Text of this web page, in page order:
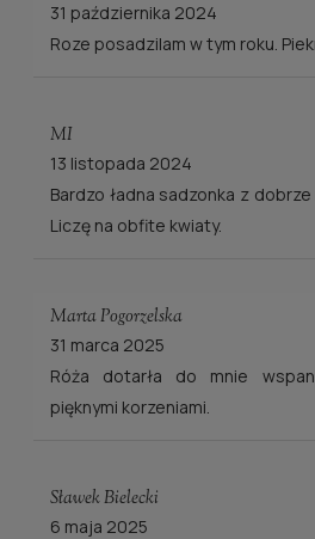
31 października 2024
Roze posadzilam w tym roku.
MI
13 listopada 2024
Bardzo ładna sadzonka z
Liczę na obfite kwiaty.
Marta Pogorzelska
31 marca 2025
Róża dotarła do mnie
pięknymi korzeniami.
Sławek Bielecki
6 maja 2025